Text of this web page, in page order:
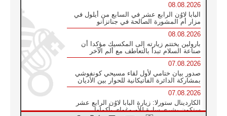
08.08.2026
البابا لاوُن الرابع عشر في السابع من أيلول في
مزار أم المشورة الصالحة في جناتزانو
08.08.2026
بارولين يختتم زيارته إلى المكسيك مؤكدا أن
صناعة السلام تبدأ بالتعاطف مع ألم الآخر
07.08.2026
صدور بيان ختامي لأول لقاء مسيحي كونفوشي
بمشاركة الدائرة الفاتيكانية للحوار بين الأديان
07.08.2026
الكاردينال ستورلا: زيارة البابا لاوُن الرابع عشر
ستكون بشرى سارة للأوروغواي بأكملها